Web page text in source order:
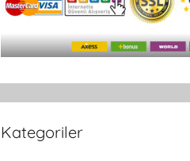
Kategoriler